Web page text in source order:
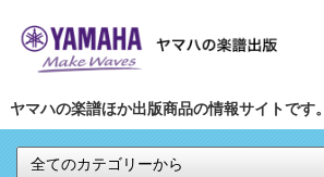
ヤマハの楽譜ほか出版商品の情報サイトです。